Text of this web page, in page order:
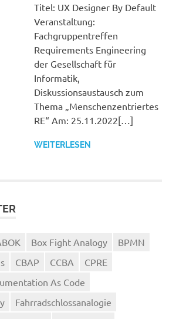
Titel: UX Designer By Default
Veranstaltung:
Fachgruppentreffen
Requirements Engineering
der Gesellschaft für
Informatik,
Diskussionsaustausch zum
Thema „Menschenzentriertes
RE“ Am: 25.11.2022[…]
WEITERLESEN
Box Fight Analogy
BPMN
CBAP CCBA
CPRE
As Code
Fahrradschlossanalogie